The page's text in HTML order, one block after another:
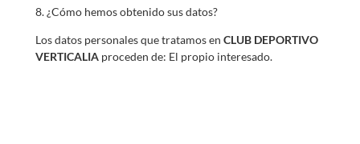
8. ¿Cómo hemos obtenido sus datos?
Los datos personales que tratamos en CLUB DEPORTIVO
VERTICALIAproceden de: El propio interesado.